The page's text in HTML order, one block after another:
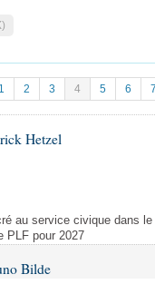
... )
1 2 3 4 5 6
Hetzel
au service civique dans
PLF pour 2027
Bilde